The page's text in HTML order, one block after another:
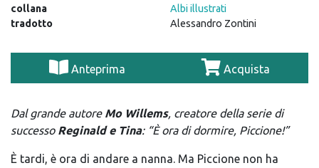
collana
Albi illustrati
tradotto
Alessandro Zontini
Anteprima Acquista
Dal grande autore Mo Willems, creatore della serie di
successo Reginald e Tina: “È ora di dormire, Piccione!”
È tardi, è ora di andare a nanna. Ma Piccione non ha